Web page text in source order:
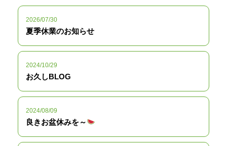
2026/07/30
夏季休業のお知らせ
2024/10/29
お久しBLOG
2024/08/09
良きお盆休みを～